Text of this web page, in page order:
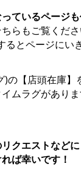
ているページ
らもご覧くだ
るとページに
)の【店頭在庫】
ムラグがありま
クエストなどに
ば幸いです！